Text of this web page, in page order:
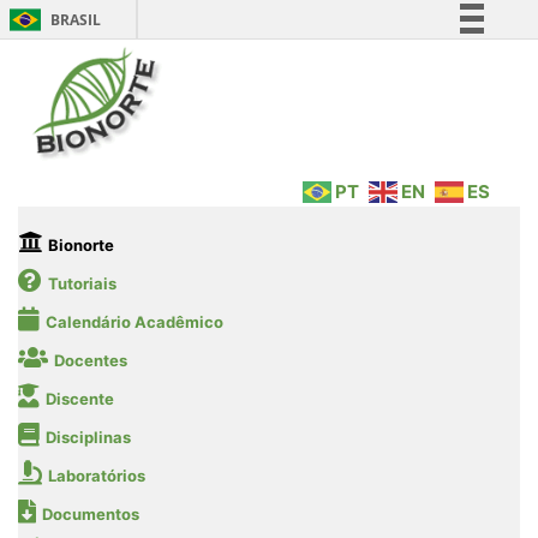
BRASIL
Legislação
PT EN ES
Bionorte
Tutoriais
Calendário Acadêmico
Docentes
Discente
Disciplinas
Laboratórios
Documentos